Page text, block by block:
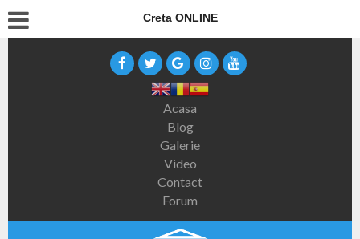
Creta ONLINE
Acasa
Blog
Galerie
Video
Contact
Forum